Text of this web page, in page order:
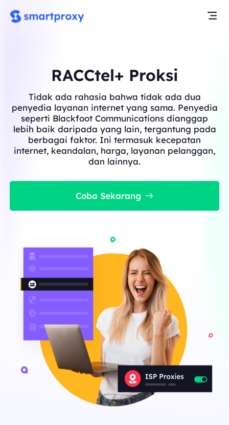
RACCtel+ Proksi
Tidak ada rahasia bahwa tidak ada dua
penyedia layanan internet yang sama. Penyedia
seperti Blackfoot Communications dianggap
lebih baik daripada yang lain, tergantung pada
berbagai faktor. Ini termasuk kecepatan
internet, keandalan, harga, layanan pelanggan,
dan lainnya.
Coba Sekarang